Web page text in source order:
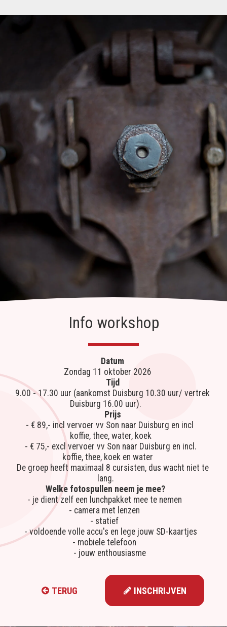
Info workshop
Datum
Zondag 11 oktober 2026
Tijd
9.00 - 17.30 uur (aankomst Duisburg 10.30 uur/ vertrek
Duisburg 16.00 uur).
Prijs
- € 89,- incl vervoer vv Son naar Duisburg en incl
koffie, thee, water, koek
- € 75,- excl vervoer vv Son naar Duisburg en incl.
koffie, thee, koek en water
De groep heeft maximaal 8 cursisten, dus wacht niet te
lang.
Welke fotospullen neem je mee?
- je dient zelf een lunchpakket mee te nemen
- camera met lenzen
- statief
- voldoende volle accu's en lege jouw SD-kaartjes
- mobiele telefoon
- jouw enthousiasme
TERUG INSCHRIJVEN